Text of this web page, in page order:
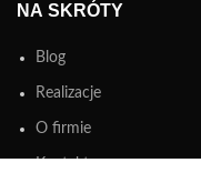
NA SKRÓTY
Blog
Realizacje
O firmie